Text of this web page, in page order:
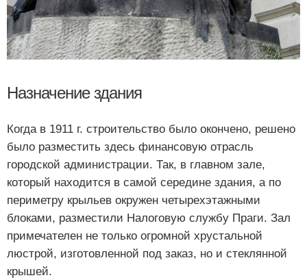
Назначение здания
Когда в 1911 г. строительство было окончено, решено
было разместить здесь финансовую отрасль
городской администрации. Так, в главном зале,
который находится в самой середине здания, а по
периметру крыльев окружен четырехэтажными
блоками, разместили Налоговую службу Праги. Зал
примечателен не только огромной хрустальной
люстрой, изготовленной под заказ, но и стеклянной
крышей.